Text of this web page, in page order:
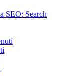
SEO: Search